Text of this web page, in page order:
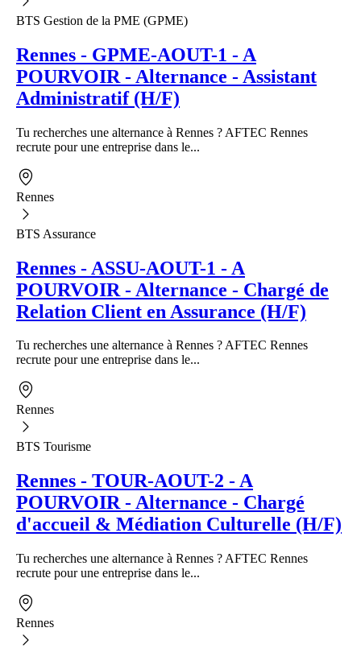
BTS Gestion de la PME (GPME)
Rennes - GPME-AOUT-1 - A
POURVOIR - Alternance - Assistant
Administratif (H/F)
Tu recherches une alternance à Rennes ? AFTEC Rennes
recrute pour une entreprise dans le...
Rennes
BTS Assurance
Rennes - ASSU-AOUT-1 - A
POURVOIR - Alternance - Chargé de
Relation Client en Assurance (H/F)
Tu recherches une alternance à Rennes ? AFTEC Rennes
recrute pour une entreprise dans le...
Rennes
BTS Tourisme
Rennes - TOUR-AOUT-2 - A
POURVOIR - Alternance - Chargé
d'accueil & Médiation Culturelle (H/F)
Tu recherches une alternance à Rennes ? AFTEC Rennes
recrute pour une entreprise dans le...
Rennes